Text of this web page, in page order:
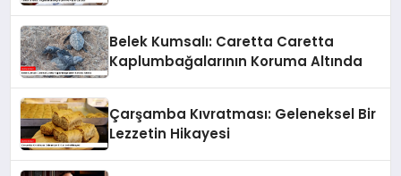
Belek Kumsalı: Caretta Caretta
Kaplumbağalarının Koruma Altında
Çarşamba Kıvratması: Geleneksel Bir
Lezzetin Hikayesi